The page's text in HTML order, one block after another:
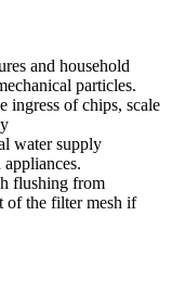
and household
particles.
ingress of chips, scale
water supply
flushing from
of the filter mesh if